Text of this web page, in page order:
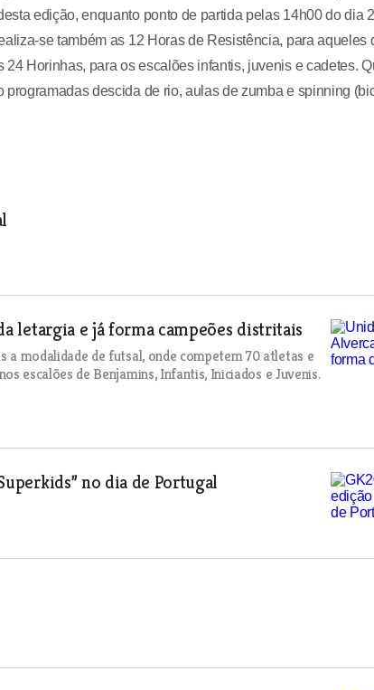
edição, enquanto ponto de partida pelas 14h00 do dia
se também as 12 Horas de Resistência, para aqueles
Horinhas, para os escalões infantis, juvenis e cadetes.
descida de rio, aulas de zumba e spinning
letargia e já forma campeões distritais
a modalidade de futsal, onde competem 70 atletas e
escalões de Benjamins, Infantis, Iniciados e Juvenis.
no dia de Portugal